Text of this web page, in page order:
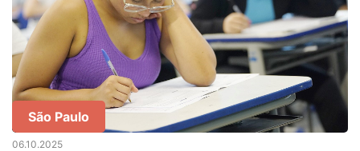
São Paulo
06.10.2025